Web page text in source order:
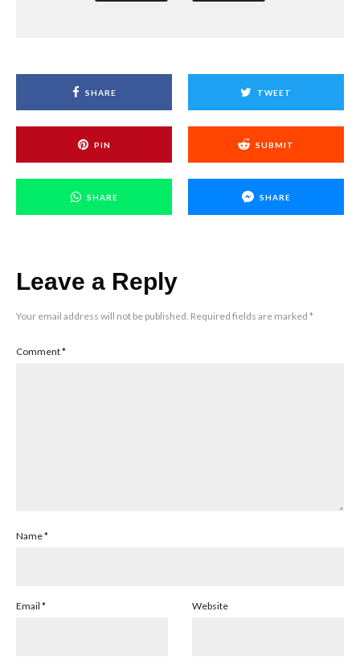
SHARE TWEET
PIN SUBMIT
SHARE SHARE
Leave a Reply
Your email address will not be published. Required fields are marked *
Comment*
Name*
Email * Website